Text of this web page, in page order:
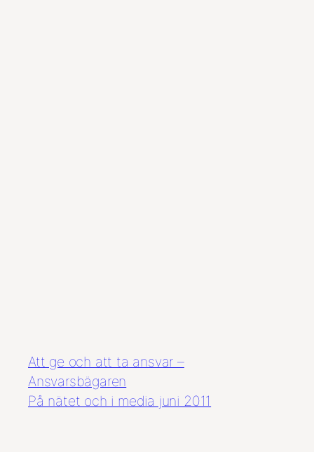
Att ge och att ta ansvar –
Ansvarsbägaren
På nätet och i media juni 2011